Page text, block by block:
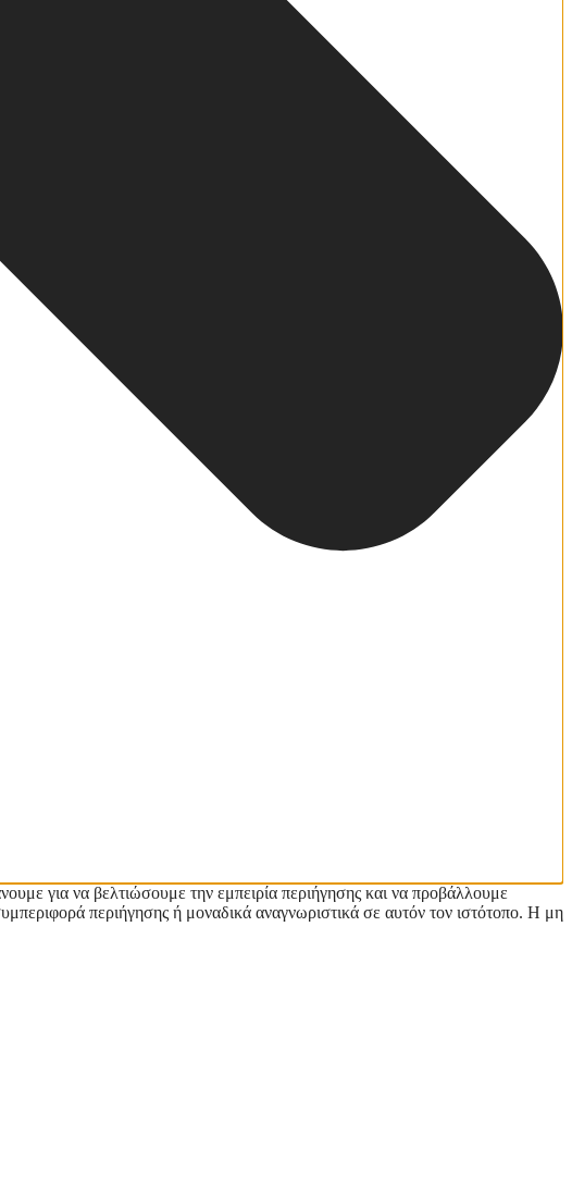
για να βελτιώσουμε την εμπειρία περιήγησης και να προβάλλουμε
περιήγησης ή μοναδικά αναγνωριστικά σε αυτόν τον ιστότοπο. Η μη